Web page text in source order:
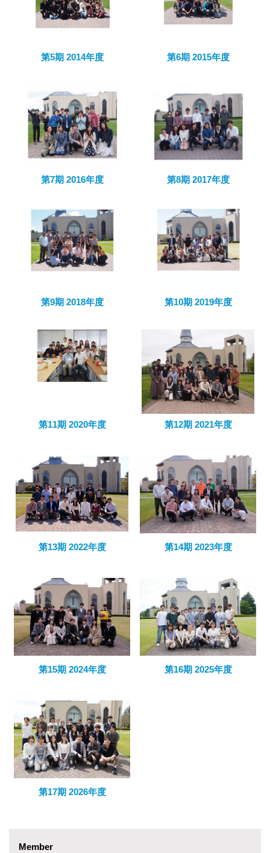
第5期 2014年度 第6期 2015年度
第7期 2016年度 第8期 2017年度
第9期 2018年度 第10期 2019年度
第11期 2020年度 第12期 2021年度
第13期 2022年度 第14期 2023年度
第15期 2024年度 第16期 2025年度
第17期 2026年度
Member